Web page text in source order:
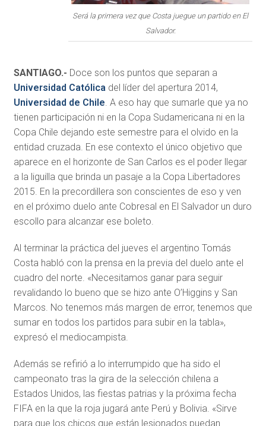
Será la primera vez que Costa juegue un partido en El
Salvador.
SANTIAGO.- Doce son los puntos que separan a
Universidad Católicadel líder del apertura 2014,
Universidad de Chile. A eso hay que sumarle que ya no
tienen participación ni en la Copa Sudamericana ni en la
Copa Chile dejando este semestre para el olvido en la
entidad cruzada. En ese contexto el único objetivo que
aparece en el horizonte de San Carlos es el poder llegar
a la liguilla que brinda un pasaje a la Copa Libertadores
2015. En la precordillera son conscientes de eso y ven
en el próximo duelo ante Cobresal en El Salvador un duro
escollo para alcanzar ese boleto.
Al terminar la práctica del jueves el argentino Tomás
Costa habló con la prensa en la previa del duelo ante el
cuadro del norte. «Necesitamos ganar para seguir
revalidando lo bueno que se hizo ante O’Higgins y San
Marcos. No tenemos más margen de error, tenemos que
sumar en todos los partidos para subir en la tabla»,
expresó el mediocampista.
Además se refirió a lo interrumpido que ha sido el
campeonato tras la gira de la selección chilena a
Estados Unidos, las fiestas patrias y la próxima fecha
FIFA en la que la roja jugará ante Perú y Bolivia. «Sirve
para que los chicos que están lesionados puedan